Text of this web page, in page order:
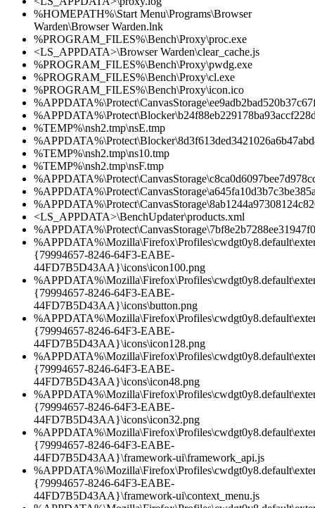
%HOMEPATH%\Start Menu\Programs\Browser
Warden\Browser Warden.lnk
%PROGRAM_FILES%\Bench\Proxy\proc.exe
<LS_APPDATA>\Browser Warden\clear_cache.js
%PROGRAM_FILES%\Bench\Proxy\pwdg.exe
%PROGRAM_FILES%\Bench\Proxy\cl.exe
%PROGRAM_FILES%\Bench\Proxy\icon.ico
%TEMP%\nsh2.tmp\nsE.tmp
%TEMP%\nsh2.tmp\ns10.tmp
%TEMP%\nsh2.tmp\nsF.tmp
<LS_APPDATA>\BenchUpdater\products.xml
{79994657-8246-64F3-EABE-
44FD7B5D43AA}\icons\icon100.png
{79994657-8246-64F3-EABE-
44FD7B5D43AA}\icons\button.png
{79994657-8246-64F3-EABE-
44FD7B5D43AA}\icons\icon128.png
{79994657-8246-64F3-EABE-
44FD7B5D43AA}\icons\icon48.png
{79994657-8246-64F3-EABE-
44FD7B5D43AA}\icons\icon32.png
{79994657-8246-64F3-EABE-
44FD7B5D43AA}\framework-ui\framework_api.js
{79994657-8246-64F3-EABE-
44FD7B5D43AA}\framework-ui\context_menu.js